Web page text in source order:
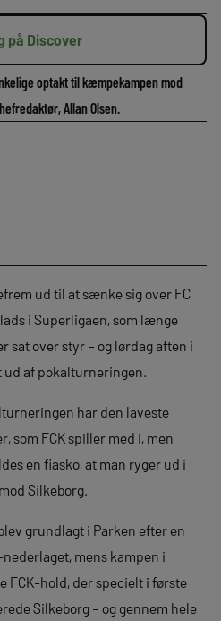
på Discover
optakt til kæmpekampen mod
Allan Olsen.
ud til at sænke sig over FC
i Superligaen, som længe
sat over styr – og lørdag aften i
ud af pokalturneringen.
har den laveste
som FCK spiller med i, men
en fiasko, at man ryger ud i
Silkeborg.
grundlagt i Parken efter en
mens kampen i
FCK-hold, der specielt i første
Silkeborg – og gennem hele